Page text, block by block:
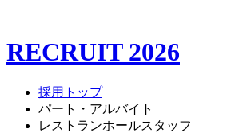
RECRUIT 2026
採用トップ
パート・アルバイト
レストランホールスタッフ